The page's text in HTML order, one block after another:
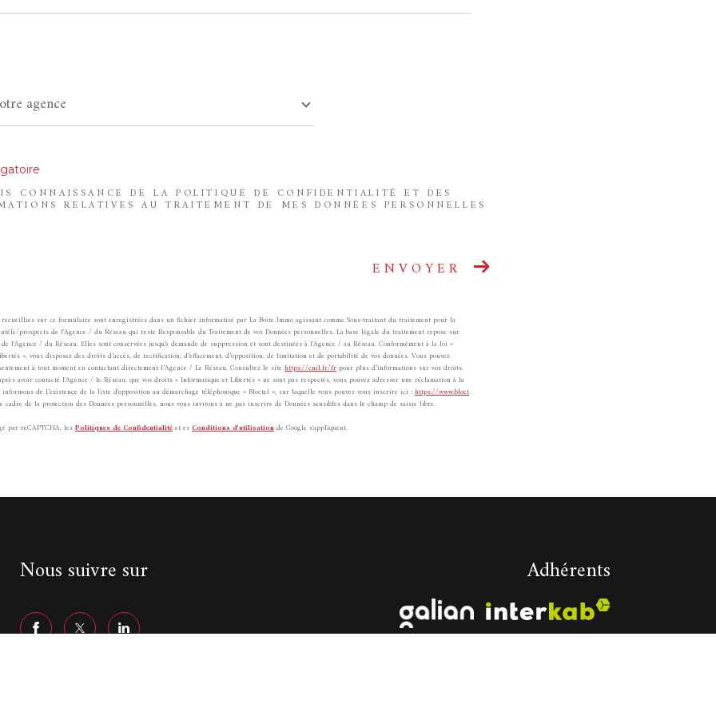
agence
CONNAISSANCE DE LA POLITIQUE DE CONFIDENTIALITÉ ET DES
RELATIVES AU TRAITEMENT DE MES DONNÉES PERSONNELLES
ENVOYER
sur ce formulaire sont enregistrées dans un fichier informatisé par La Boite Immo agissant comme Sous-traitant du traitement pour la
prospects de l'Agence / du Réseau qui reste Responsable du Traitement de vos Données personnelles. La base légale du traitement repose sur
l'Agence / du Réseau. Elles sont conservées jusqu'à demande de suppression et sont destinées à l'Agence / au Réseau. Conformément à la loi «
», vous disposez des droits d’accès, de rectification, d’effacement, d’opposition, de limitation et de portabilité de vos données. Vous pouvez
à tout moment en contactant directement l’Agence / Le Réseau. Consultez le site https://cnil.fr/fr pour plus d’informations sur vos droits.
avoir contacté l'Agence / le Réseau, que vos droits « Informatique et Libertés » ne sont pas respectés, vous pouvez adresser une réclamation à la
de l’existence de la liste d'opposition au démarchage téléphonique « Bloctel », sur laquelle vous pouvez vous inscrire ici :https://www.bloct
cadre de la protection des Données personnelles, nous vous invitons à ne pas inscrire de Données sensibles dans le champ de saisie libre.
par reCAPTCHA, lesPolitiques de Confidentialitéet esConditions d'utilisationde Google s'appliquent.
Nous suivre sur Adhérents